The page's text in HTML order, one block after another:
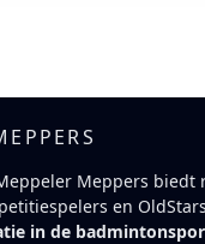
Meppers biedt
en
in de